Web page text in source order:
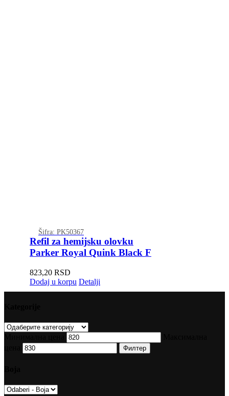
Šifra: PK50367
Refil za hemijsku olovku
Parker Royal Quink Black F
823,20 RSD
Dodaj u korpu Detalji
Филтер